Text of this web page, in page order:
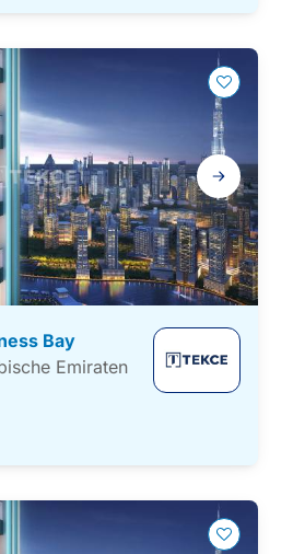
Bay
Emiraten